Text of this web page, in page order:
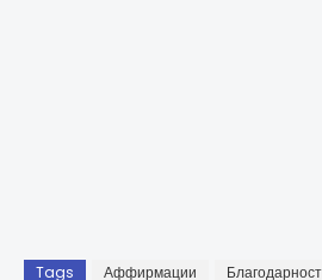
Tags Аффирмации